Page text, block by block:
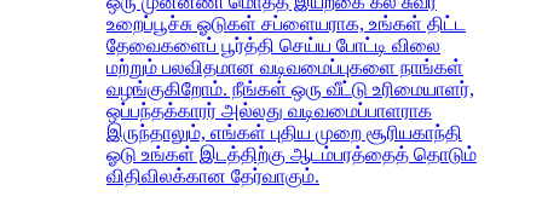
உறைப்பூச்சு ஓடுகள் சப்ளையராக, உங்கள் திட்ட
தேவைகளைப் பூர்த்தி செய்ய போட்டி விலை
மற்றும் பலவிதமான வடிவமைப்புகளை நாங்கள்
வழங்குகிறோம். நீங்கள் ஒரு வீட்டு உரிமையாளர்,
ஒப்பந்தக்காரர் அல்லது வடிவமைப்பாளராக
இருந்தாலும், எங்கள் புதிய முறை சூரியகாந்தி
ஓடு உங்கள் இடத்திற்கு ஆடம்பரத்தைத் தொடும்
விதிவிலக்கான தேர்வாகும்.